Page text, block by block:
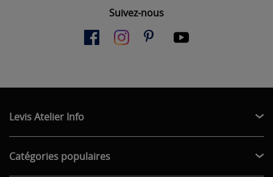
Suivez-nous
Levis Atelier Info
Catégories populaires